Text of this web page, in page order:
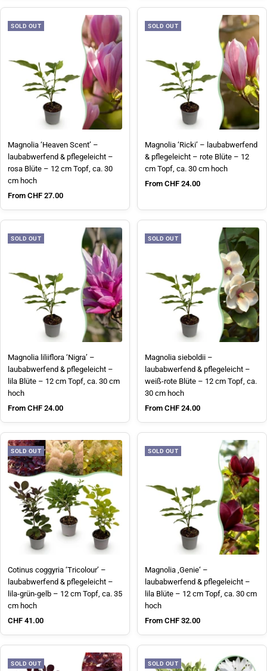
SOLD OUT
Magnolia ‘Heaven Scent’ –
laubabwerfend & pflegeleicht –
rosa Blüte – 12 cm Topf, ca. 30
cm hoch
Sale price
From CHF 27.00
SOLD OUT
Magnolia ‘Ricki’ – laubabwerfend
& pflegeleicht – rote Blüte – 12
cm Topf, ca. 30 cm hoch
Sale price
From CHF 24.00
SOLD OUT
Magnolia liliiflora ‘Nigra’ –
laubabwerfend & pflegeleicht –
lila Blüte – 12 cm Topf, ca. 30 cm
hoch
Sale price
From CHF 24.00
SOLD OUT
Magnolia sieboldii –
laubabwerfend & pflegeleicht –
weiß-rote Blüte – 12 cm Topf, ca.
30 cm hoch
Sale price
From CHF 24.00
SOLD OUT
Cotinus coggyria ‘Tricolour’ –
laubabwerfend & pflegeleicht –
lila-grün-gelb – 12 cm Topf, ca. 35
cm hoch
Sale price
CHF 41.00
SOLD OUT
Magnolia ‚Genie‘ –
laubabwerfend & pflegeleicht –
lila Blüte – 12 cm Topf, ca. 30 cm
hoch
Sale price
From CHF 32.00
SOLD OUT SOLD OUT